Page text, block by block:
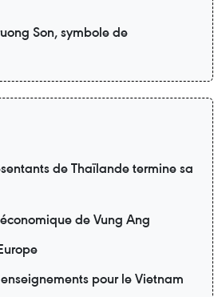
Son, symbole de
de Thaïlande termine sa
de Vung Ang
pour le Vietnam